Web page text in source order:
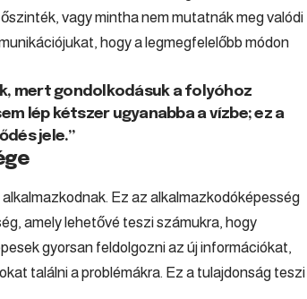
vagy mintha nem mutatnák meg valódi
hogy a legmegfelelőbb módon
mert gondolkodásuk a folyóhoz
lép kétszer ugyanabba a vízbe; ez a
jele.”
Ez az alkalmazkodóképesség
amely lehetővé teszi számukra, hogy
gyorsan feldolgozni az új információkat,
találni a problémákra. Ez a tulajdonság teszi